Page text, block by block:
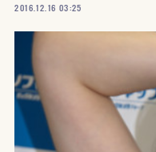
2016.12.16 03:25